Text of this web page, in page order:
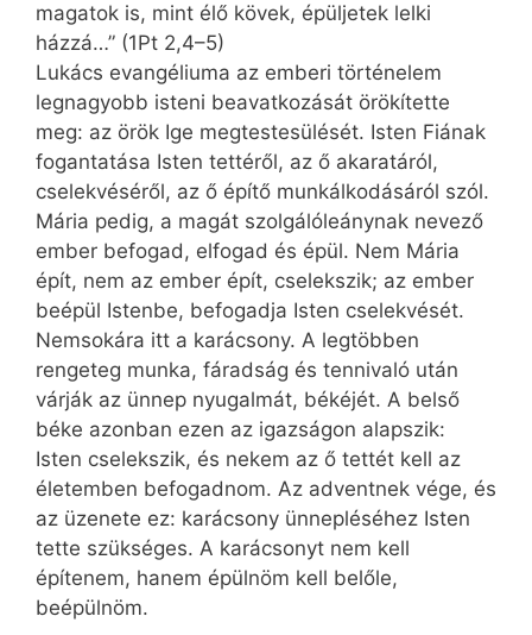
magatok is, mint élő kövek, épüljetek lelki
házzá…” (1Pt 2,4–5)
Lukács evangéliuma az emberi történelem
legnagyobb isteni beavatkozását örökítette
meg: az örök Ige megtestesülését. Isten Fiának
fogantatása Isten tettéről, az ő akaratáról,
cselekvéséről, az ő építő munkálkodásáról szól.
Mária pedig, a magát szolgálóleánynak nevező
ember befogad, elfogad és épül. Nem Mária
épít, nem az ember épít, cselekszik; az ember
beépül Istenbe, befogadja Isten cselekvését.
Nemsokára itt a karácsony. A legtöbben
rengeteg munka, fáradság és tennivaló után
várják az ünnep nyugalmát, békéjét. A belső
béke azonban ezen az igazságon alapszik:
Isten cselekszik, és nekem az ő tettét kell az
életemben befogadnom. Az adventnek vége, és
az üzenete ez: karácsony ünnepléséhez Isten
tette szükséges. A karácsonyt nem kell
építenem, hanem épülnöm kell belőle,
beépülnöm.